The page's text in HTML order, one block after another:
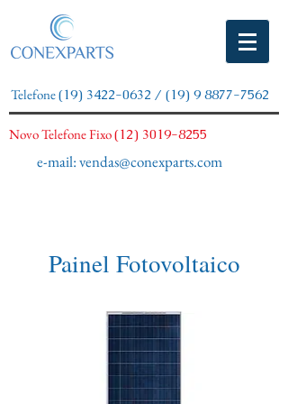
Telefone(19) 3422-0632 / (19) 9 8877-7562
e-mail:vendas@conexparts.com
Novo Telefone Fixo(12) 3019-8255
Painel Fotovoltaico